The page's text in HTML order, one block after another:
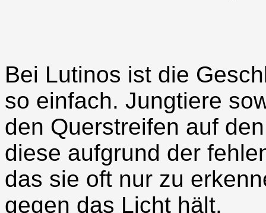
Bei Lutinos ist die
so einfach. Jungtiere
den Querstreifen auf
diese aufgrund der
das sie oft nur zu
gegen das Licht hält.